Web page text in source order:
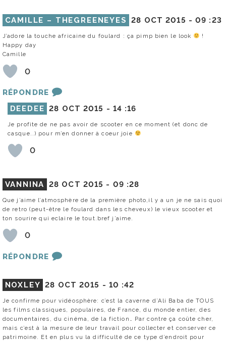
CAMILLE – THEGREENEYES 28 OCT 2015 -09 :23
J’adore la touche africaine du foulard : ça pimp bien le look
!
Happy day
Camille
0
RÉPONDRE
DEEDEE 28 OCT 2015 - 14 :16
Je profite de ne pas avoir de scooter en ce moment (et donc de
casque..) pour m’en donner à coeur joie
0
VANNINA 28 OCT 2015 - 09 :28
Que j’aime l’atmosphère de la première photo,il y a un je ne sais quoi
de retro (peut-être le foulard dans les cheveux) le vieux scooter et
ton sourire qui eclaire le tout.bref j’aime.
0
RÉPONDRE
NOXLEY 28 OCT 2015 - 10 :42
Je confirme pour vidéosphère: c’est la caverne d’Ali Baba de TOUS
les films classiques, populaires, de France, du monde entier, des
documentaires, du cinéma, de la fiction… Par contre ça coûte cher,
mais c’est à la mesure de leur travail pour collecter et conserver ce
patrimoine. Et en plus vu la difficulté de ce type d’endroit pour